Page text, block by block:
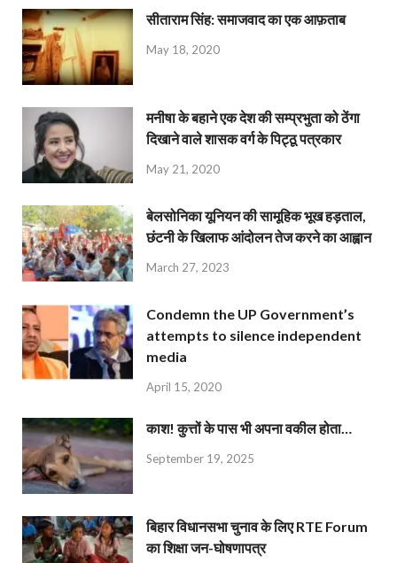
सीताराम सिंह: समाजवाद का एक आफ़ताब
May 18, 2020
मनीषा के बहाने एक देश की सम्प्रभुता को ठेंगा
दिखाने वाले शासक वर्ग के पिट्ठू पत्रकार
May 21, 2020
बेलसोनिका यूनियन की सामूहिक भूख हड़ताल,
छंटनी के खिलाफ आंदोलन तेज करने का आह्वान
March 27, 2023
Condemn the UP Government’s
attempts to silence independent
media
April 15, 2020
काश! कुत्तों के पास भी अपना वकील होता…
September 19, 2025
बिहार विधानसभा चुनाव के लिए RTE Forum
का शिक्षा जन-घोषणापत्र